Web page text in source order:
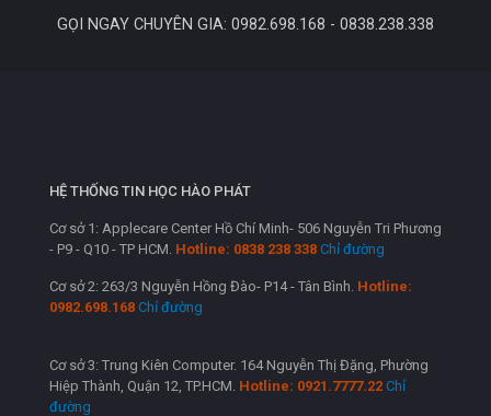
GỌI NGAY CHUYÊN GIA: 0982.698.168 - 0838.238.338
HỆ THỐNG TIN HỌC HÀO PHÁT
Cơ sở 1: Applecare Center Hồ Chí Minh- 506 Nguyễn Tri Phương
- P9 - Q10 - TP HCM. Hotline: 0838 238 338 Chỉ đường
Cơ sở 2: 263/3 Nguyễn Hồng Đào- P14 - Tân Bình. Hotline:
0982.698.168 Chỉ đường
Cơ sở 3: Trung Kiên Computer. 164 Nguyễn Thị Đặng, Phường
Hiệp Thành, Quận 12, TP.HCM. Hotline: 0921.7777.22 Chỉ
đường